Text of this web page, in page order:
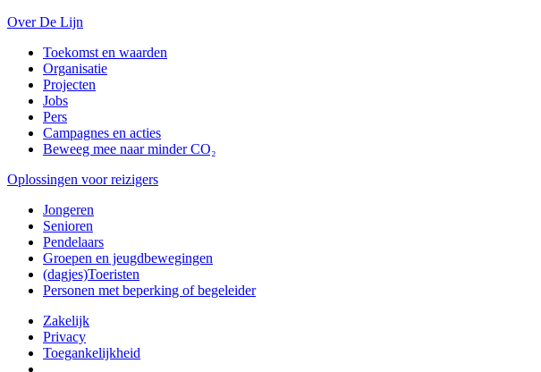
Over De Lijn
Toekomst en waarden
Organisatie
Projecten
Jobs
Pers
Campagnes en acties
Beweeg mee naar minder CO₂
Oplossingen voor reizigers
Jongeren
Senioren
Pendelaars
Groepen en jeugdbewegingen
(dagjes)Toeristen
Personen met beperking of begeleider
Zakelijk
Privacy
Toegankelijkheid